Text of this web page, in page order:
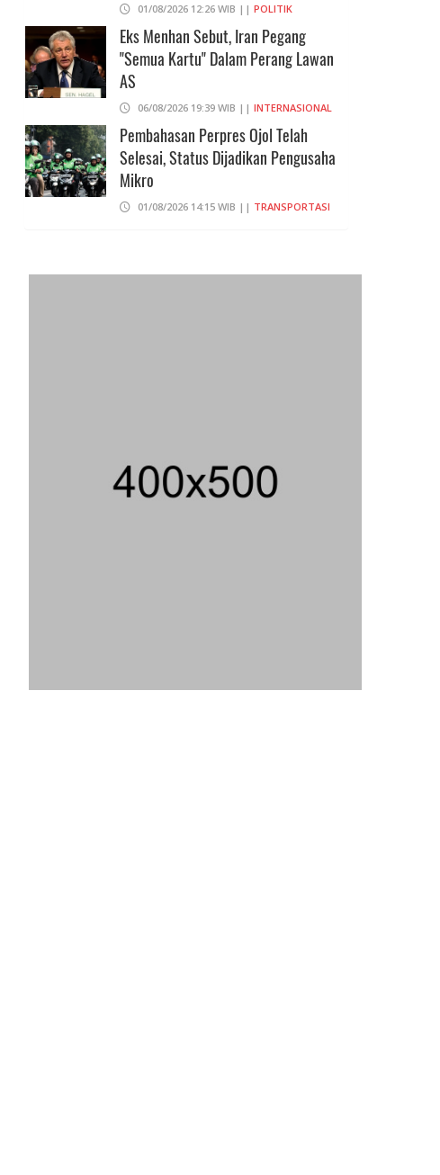
01/08/2026 12:26 WIB || POLITIK
Eks Menhan Sebut, Iran Pegang
"Semua Kartu" Dalam Perang Lawan
AS
06/08/2026 19:39 WIB || INTERNASIONAL
Pembahasan Perpres Ojol Telah
Selesai, Status Dijadikan Pengusaha
Mikro
01/08/2026 14:15 WIB || TRANSPORTASI
206 Juta
Maklumat Merdeka Barat
04/08/2026 22:54 WIB || MAKRO/MIKRO
02/08/2026 21:26 WIB ||TRANSPORTASI